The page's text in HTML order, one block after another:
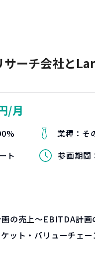
サーチ会社と
/月
業種： そ
ト 参画期間
の売上～EBITDA計
ット・バリューチェ